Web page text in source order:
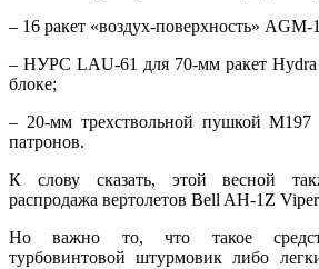
– 16 ракет «воздух-поверхность»
– НУРС LAU-61 для 70-мм ракет Hydra
блоке;
– 20-мм трехствольной пушкой M197
патронов.
К слову сказать, этой весной
распродажа вертолетов Bell AH-1Z
Но важно то, что такое
турбовинтовой штурмовик либо